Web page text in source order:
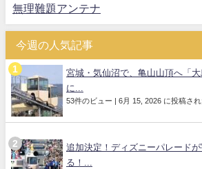
無理難題アンテナ
今週の人気記事
宮城・気仙沼で、亀山山頂へ「
に...
53件のビュー | 6月 15, 2026 に投稿され
追加決定！ディズニーパレード
る！...